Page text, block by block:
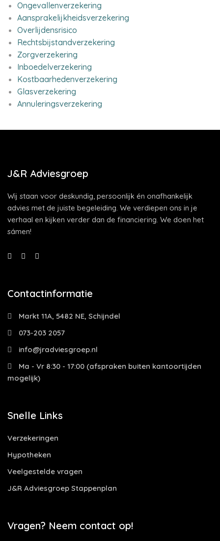
Ongevallenverzekering
Aansprakelijkheidsverzekering
Overlijdensrisico
Rechtsbijstandverzekering
Zorgverzekering
Inboedelverzekering
Kostbaarhedenverzekering
Glasverzekering
Annuleringsverzekering
J&R Adviesgroep
Wij staan voor deskundig, persoonlijk én onafhankelijk
advies met de juiste begeleiding. We verdiepen ons in je
verhaal en kijken verder dan de financiering. We doen het
sámen!
Contactinformatie
Markt 11A, 5482 NE, Schijndel
073-203 2057
info@jradviesgroep.nl
Ma - Vr 8:30 - 17:00 (afspraken buiten kantoortijden
mogelijk)
Snelle Links
Verzekeringen
Hypotheken
Veelgestelde vragen
J&R Adviesgroep Stappenplan
Vragen? Neem contact op!